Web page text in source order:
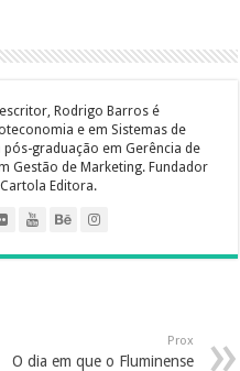
e
r
Rodrigo Barros é
e em Sistemas de
graduação em Gerência de
Gestão de Marketing. Fundador
Editora.
Prox
O dia em que o Fluminense